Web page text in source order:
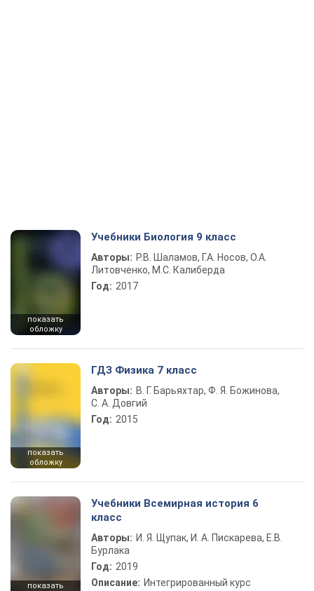
показать
обложку
Учебники Биология 9 класс
Авторы: Р.В. Шаламов, Г.А. Носов, О.А.
Литовченко, М.С. Калиберда
Год: 2017
показать
обложку
ГДЗ Физика 7 класс
Авторы: В. Г. Барьяхтар, Ф. Я. Божинова,
С. А. Довгий
Год: 2015
показать
Учебники Всемирная история 6
класс
Авторы: И. Я. Щупак, И. А. Пискарева, Е.В.
Бурлака
Год: 2019
Описание: Интегрированный курс